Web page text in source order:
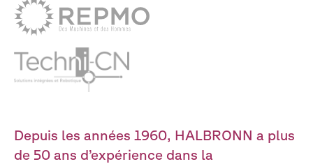
Depuis les années 1960, HALBRONN a plus
de 50 ans d’expérience dans la